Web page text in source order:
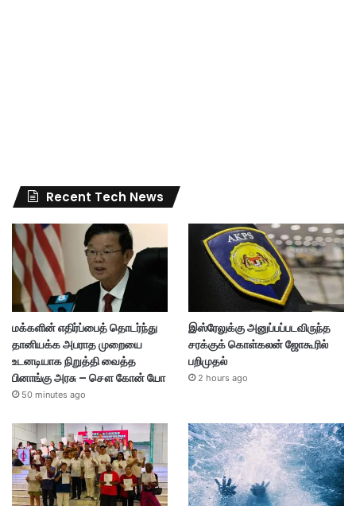
Recent Tech News
மக்களின் எதிர்ப்பைத் தொடர்ந்து
தானியக்க அபராத முறையை
உடனடியாக நிறுத்தி வைத்த
பினாங்கு அரசு – சௌ கோன் யோ
50 minutes ago
இஸ்ரேலுக்கு அனுப்பப்படவிருந்த
சரக்குக் கொள்கலன் ஜோகூரில்
பறிமுதல்
2 hours ago